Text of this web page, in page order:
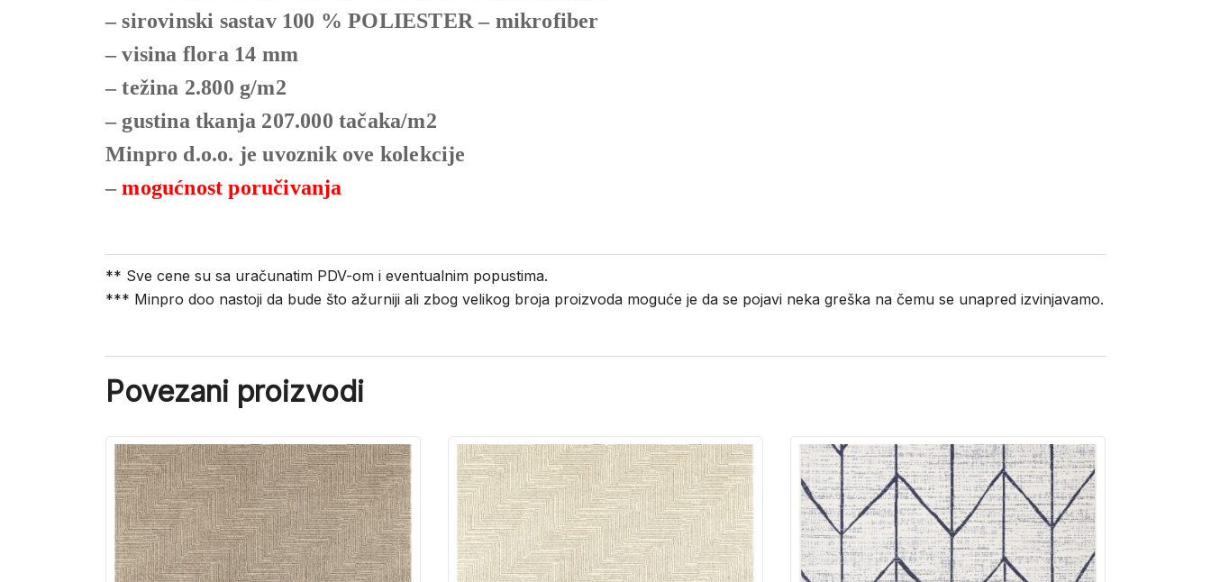
– sirovinski sastav 100 % POLIESTER – mikrofiber
– visina flora 14 mm
– težina 2.800 g/m2
– gustina tkanja 207.000 tačaka/m2
Minpro d.o.o. je uvoznik ove kolekcije
–mogućnost poručivanja
** Sve cene su sa uračunatim PDV-om i eventualnim popustima.
*** Minpro doo nastoji da bude što ažurniji ali zbog velikog broja proizvoda moguće je da se pojavi neka greška na čemu se unapred izvinjavamo.
Povezani proizvodi